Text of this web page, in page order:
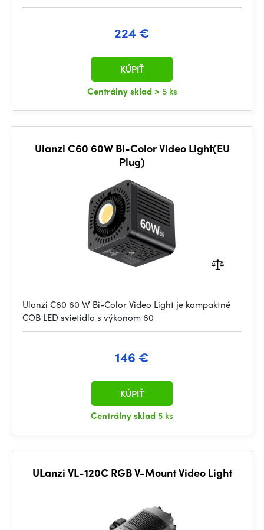
224 €
Centrálny sklad > 5 ks
KÚPIŤ
Ulanzi C60 60W Bi-Color Video Light(EU
Plug)
Ulanzi C60 60 W Bi-Color Video Light je kompaktné
COB LED svietidlo s výkonom 60
146 €
Centrálny sklad 5 ks
KÚPIŤ
ULanzi VL-120C RGB V-Mount Video Light